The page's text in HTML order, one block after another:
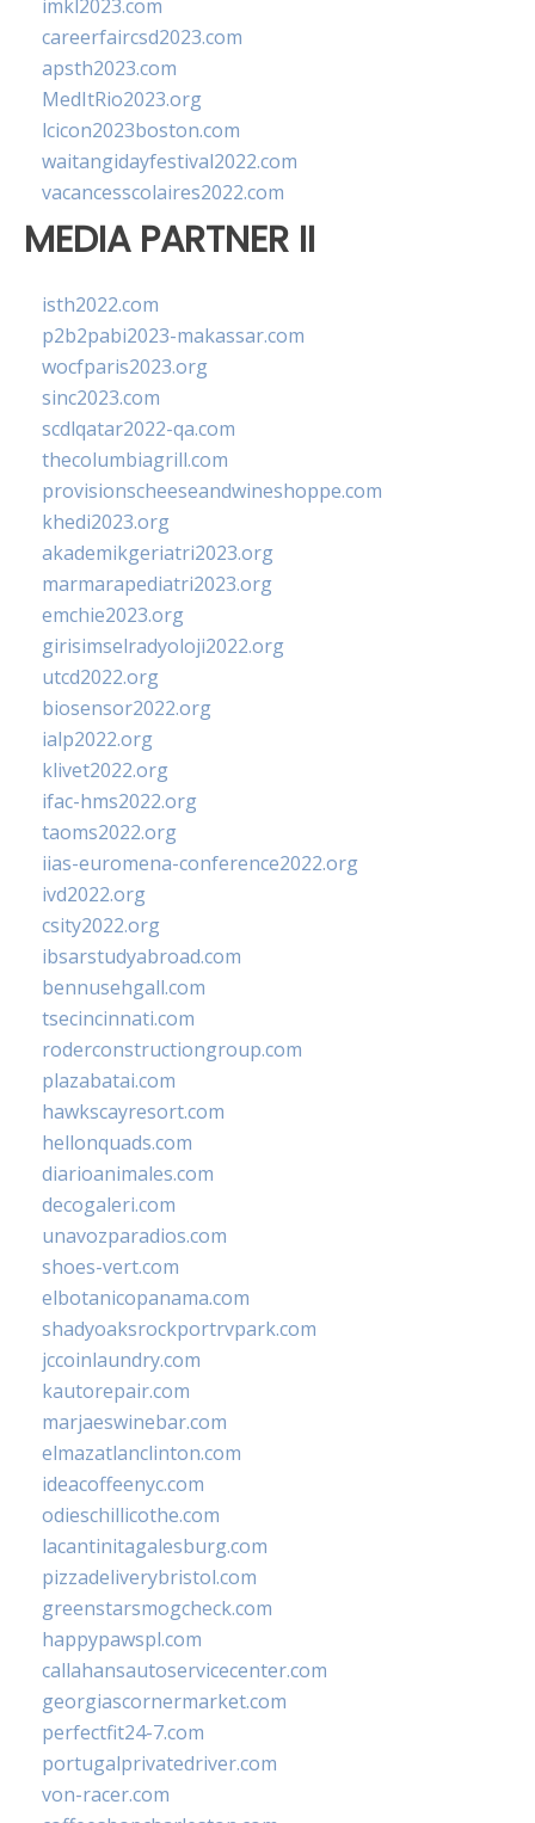
imkl2023.com
careerfaircsd2023.com
apsth2023.com
MedItRio2023.org
lcicon2023boston.com
waitangidayfestival2022.com
vacancesscolaires2022.com
MEDIA PARTNER II
isth2022.com
p2b2pabi2023-makassar.com
wocfparis2023.org
sinc2023.com
scdlqatar2022-qa.com
thecolumbiagrill.com
provisionscheeseandwineshoppe.com
khedi2023.org
akademikgeriatri2023.org
marmarapediatri2023.org
emchie2023.org
girisimselradyoloji2022.org
utcd2022.org
biosensor2022.org
ialp2022.org
klivet2022.org
ifac-hms2022.org
taoms2022.org
iias-euromena-conference2022.org
ivd2022.org
csity2022.org
ibsarstudyabroad.com
bennusehgall.com
tsecincinnati.com
roderconstructiongroup.com
plazabatai.com
hawkscayresort.com
hellonquads.com
diarioanimales.com
decogaleri.com
unavozparadios.com
shoes-vert.com
elbotanicopanama.com
shadyoaksrockportrvpark.com
jccoinlaundry.com
kautorepair.com
marjaeswinebar.com
elmazatlanclinton.com
ideacoffeenyc.com
odieschillicothe.com
lacantinitagalesburg.com
pizzadeliverybristol.com
greenstarsmogcheck.com
happypawspl.com
callahansautoservicecenter.com
georgiascornermarket.com
perfectfit24-7.com
portugalprivatedriver.com
von-racer.com